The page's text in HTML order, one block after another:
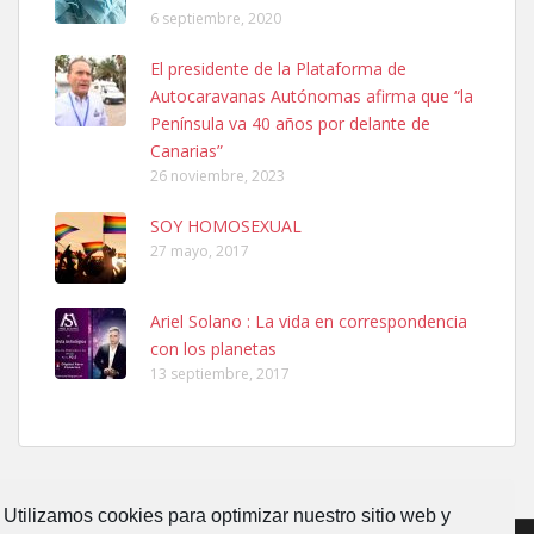
Utilizamos cookies para optimizar nuestro sitio web y
Ninfa perdida
calle, se perdió por la zon...
Leales.org » Gran Canaria | 6.7.2025
Adopcion
no la puedo tener. Solo gente r...
6 septiembre, 2020
El presidente de la Plataforma de
Autocaravanas Autónomas afirma que “la
Península va 40 años por delante de
Canarias”
26 noviembre, 2023
SOY HOMOSEXUAL
27 mayo, 2017
Ariel Solano : La vida en correspondencia
con los planetas
13 septiembre, 2017